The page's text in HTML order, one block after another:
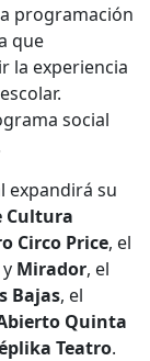
programación
que
la experiencia
social
expandirá su
Cultura
Circo Price, el
y Mirador, el
Bajas, el
Quinta
Teatro.